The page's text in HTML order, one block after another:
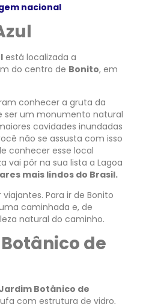
nacional
está localizada a
do centro de Bonito, em
conhecer a gruta da
ser um monumento natural
cavidades inundadas
não se assusta com isso
conhecer esse local
vai pôr na sua lista a Lagoa
mais lindos do Brasil.
Para ir de Bonito
caminhada e, de
natural do caminho.
de
Botânico de
com estrutura de vidro,